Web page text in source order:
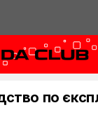
по